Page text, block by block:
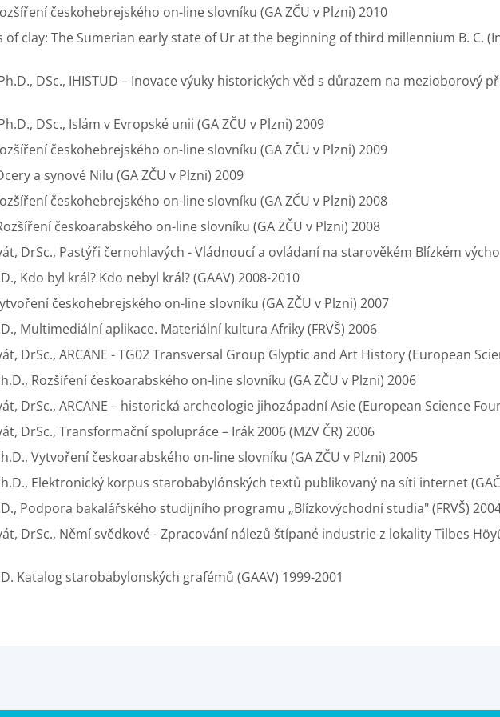
českohebrejského on-line slovníku (GA ZČU v Plzni) 2010
clay: The Sumerian early state of Ur at the beginning of third millennium B. C.
DSc., IHISTUD – Inovace výuky historických věd s důrazem na mezioborový
DSc., Islám v Evropské unii (GA ZČU v Plzni) 2009
českohebrejského on-line slovníku (GA ZČU v Plzni) 2009
a synové Nilu (GA ZČU v Plzni) 2009
českohebrejského on-line slovníku (GA ZČU v Plzni) 2008
českoarabského on-line slovníku (GA ZČU v Plzni) 2008
DrSc., Pastýři černohlavých - Vládnoucí a ovládaní na starověkém Blízkém
Kdo byl král? Kdo nebyl král? (GAAV) 2008-2010
českohebrejského on-line slovníku (GA ZČU v Plzni) 2007
Multimediální aplikace. Materiální kultura Afriky (FRVŠ) 2006
DrSc., ARCANE - TG02 Transversal Group Glyptic and Art History (European
Rozšíření českoarabského on-line slovníku (GA ZČU v Plzni) 2006
DrSc., ARCANE – historická archeologie jihozápadní Asie (European Science
DrSc., Transformační spolupráce – Irák 2006 (MZV ČR) 2006
Vytvoření českoarabského on-line slovníku (GA ZČU v Plzni) 2005
Elektronický korpus starobabylónských textů publikovaný na síti internet
Podpora bakalářského studijního programu „Blízkovýchodní studia" (FRVŠ)
DrSc., Němí svědkové - Zpracování nálezů štípané industrie z lokality Tilbes
Katalog starobabylonských grafémů (GAAV) 1999-2001